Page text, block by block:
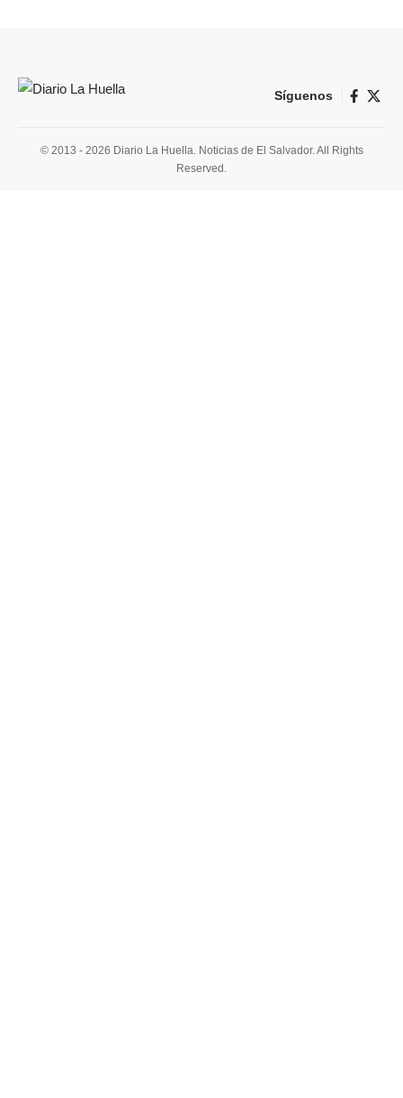
Síguenos
© 2013 - 2026 Diario La Huella. Noticias de El Salvador. All Rights
Reserved.